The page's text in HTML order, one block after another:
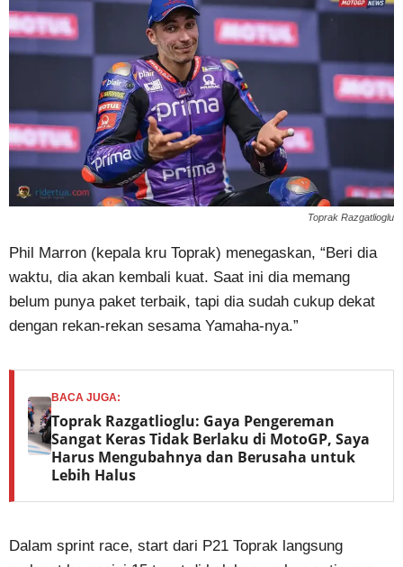
Toprak Razgatlioglu
Phil Marron (kepala kru Toprak) menegaskan, “Beri dia
waktu, dia akan kembali kuat. Saat ini dia memang
belum punya paket terbaik, tapi dia sudah cukup dekat
dengan rekan-rekan sesama Yamaha-nya.”
BACA JUGA:
Toprak Razgatlioglu: Gaya Pengereman
Sangat Keras Tidak Berlaku di MotoGP, Saya
Harus Mengubahnya dan Berusaha untuk
Lebih Halus
Dalam sprint race, start dari P21 Toprak langsung